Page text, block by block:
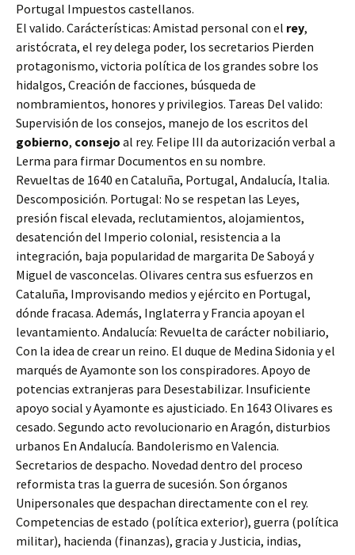
Portugal Impuestos castellanos.
El valido. Carácterísticas: Amistad personal con el rey,
aristócrata, el rey delega poder, los secretarios Pierden
protagonismo, victoria política de los grandes sobre los
hidalgos, Creación de facciones, búsqueda de
nombramientos, honores y privilegios. Tareas Del valido:
Supervisión de los consejos, manejo de los escritos del
gobierno, consejo al rey. Felipe III da autorización verbal a
Lerma para firmar Documentos en su nombre.
Revueltas de 1640 en Cataluña, Portugal, Andalucía, Italia.
Descomposición. Portugal: No se respetan las Leyes,
presión fiscal elevada, reclutamientos, alojamientos,
desatención del Imperio colonial, resistencia a la
integración, baja popularidad de margarita De Saboyá y
Miguel de vasconcelas. Olivares centra sus esfuerzos en
Cataluña, Improvisando medios y ejército en Portugal,
dónde fracasa. Además, Inglaterra y Francia apoyan el
levantamiento. Andalucía: Revuelta de carácter nobiliario,
Con la idea de crear un reino. El duque de Medina Sidonia y el
marqués de Ayamonte son los conspiradores. Apoyo de
potencias extranjeras para Desestabilizar. Insuficiente
apoyo social y Ayamonte es ajusticiado. En 1643 Olivares es
cesado. Segundo acto revolucionario en Aragón, disturbios
urbanos En Andalucía. Bandolerismo en Valencia.
Secretarios de despacho. Novedad dentro del proceso
reformista tras la guerra de sucesión. Son órganos
Unipersonales que despachan directamente con el rey.
Competencias de estado (política exterior), guerra (política
militar), hacienda (finanzas), gracia y Justicia, indias,